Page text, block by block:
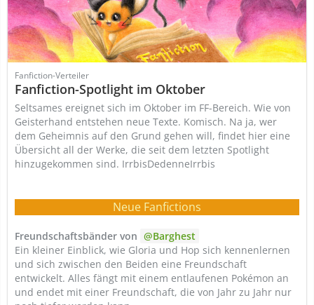
Fanfiction-Verteiler
Fanfiction-Spotlight im Oktober
Seltsames ereignet sich im Oktober im FF-Bereich. Wie von
Geisterhand entstehen neue Texte. Komisch. Na ja, wer
dem Geheimnis auf den Grund gehen will, findet hier eine
Übersicht all der Werke, die seit dem letzten Spotlight
hinzugekommen sind. IrrbisDedenneIrrbis
Neue Fanfictions
Freundschaftsbänder von
Barghest
Ein kleiner Einblick, wie Gloria und Hop sich kennenlernen
und sich zwischen den Beiden eine Freundschaft
entwickelt. Alles fängt mit einem entlaufenen Pokémon an
und endet mit einer Freundschaft, die von Jahr zu Jahr nur